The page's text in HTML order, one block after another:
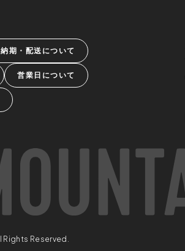
納期・配送について
営業日について
Reserved.